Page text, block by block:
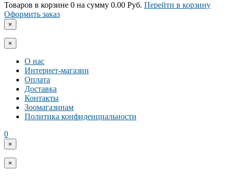
Товаров в корзине 0 на сумму 0.00 Руб. Перейти в корзину
Оформить заказ
×
×
О нас
Интернет-магазин
Оплата
Доставка
Контакты
Зоомагазинам
Политика конфиденциальности
0
×
×